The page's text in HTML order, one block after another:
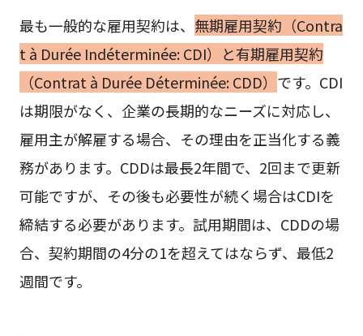
最も一般的な雇用契約は、 無期雇用契約（Contra
t à Durée Indéterminée: CDI）と有期雇用契約
（Contrat à Durée Déterminée: CDD） です。CDI
は期限がなく、企業の長期的なニーズに対応し、
雇用主が解雇する場合、その理由を正当化する義
務があります。CDDは最長2年間で、2回まで更新
可能ですが、その後も必要性が続く場合はCDIを
締結する必要があります。試用期間は、CDDの場
合、契約期間の4分の1を超えてはならず、最低2
週間です。